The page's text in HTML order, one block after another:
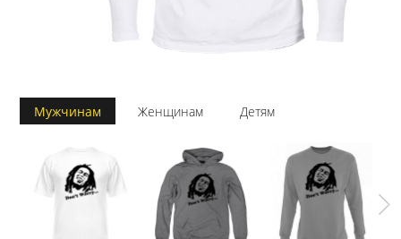
Мужчинам Женщинам Детям